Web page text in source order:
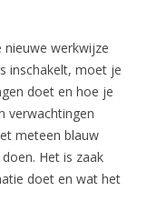
werkwijze
inschakelt, moet je
doet en hoe je
verwachtingen
meteen blauw
Het is zaak
doet en wat het